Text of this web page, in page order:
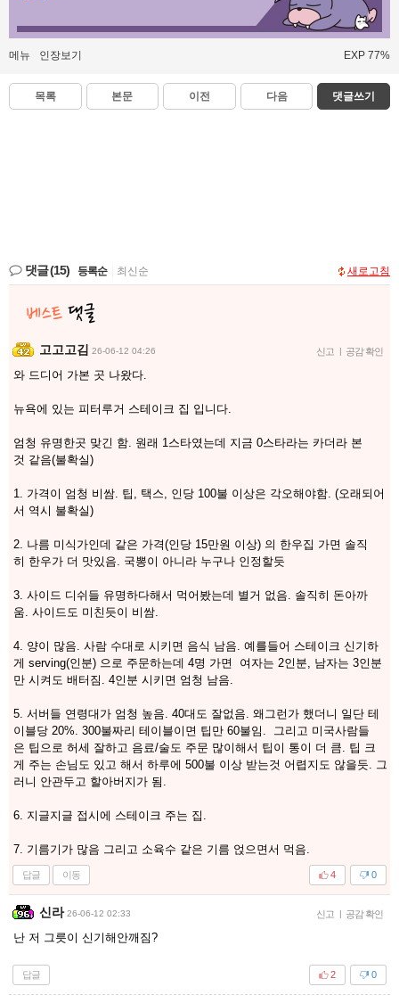
메뉴 인장보기 EXP 77%
목록 본문 이전 다음 댓글쓰기
댓글(15) 등록순 최신순 새로고침
고고고김 26-06-12 04:26 신고 | 공감 확인
와 드디어 가본 곳 나왔다.
뉴욕에 있는 피터루거 스테이크 집 입니다.
엄청 유명한곳 맞긴 함. 원래 1스타였는데 지금 0스타라는 카더라 본
것 같음(불확실)
1. 가격이 엄청 비쌈. 팁, 택스, 인당 100불 이상은 각오해야함. (오래되어
서 역시 불확실)
2. 나름 미식가인데 같은 가격(인당 15만원 이상) 의 한우집 가면 솔직
히 한우가 더 맛있음. 국뽕이 아니라 누구나 인정할듯
3. 사이드 디쉬들 유명하다해서 먹어봤는데 별거 없음. 솔직히 돈아까
움. 사이드도 미친듯이 비쌈.
4. 양이 많음. 사람 수대로 시키면 음식 남음. 예를들어 스테이크 신기하
게 serving(인분) 으로 주문하는데 4명 가면 여자는 2인분, 남자는 3인분
만 시켜도 배터짐. 4인분 시키면 엄청 남음.
5. 서버들 연령대가 엄청 높음. 40대도 잘없음. 왜그런가 했더니 일단 테
이블당 20%. 300불짜리 테이블이면 팁만 60불임. 그리고 미국사람들
은 팁으로 허세 잘하고 음료/술도 주문 많이해서 팁이 통이 더 큼. 팁 크
게 주는 손님도 있고 해서 하루에 500불 이상 받는것 어렵지도 않을듯. 그
러니 안관두고 할아버지가 됨.
6. 지글지글 접시에 스테이크 주는 집.
7. 기름기가 많음 그리고 소육수 같은 기름 얹으면서 먹음.
답글 이동 0
4
신라 26-06-12 02:33 신고 | 공감 확인
난 저 그릇이 신기해안깨짐?
답글 0
2